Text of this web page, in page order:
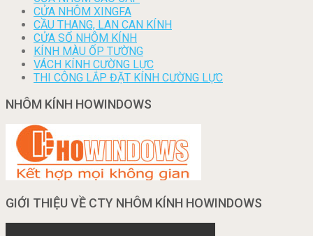
CỬA NHÔM XINGFA
CẦU THANG, LAN CAN KÍNH
CỬA SỔ NHÔM KÍNH
KÍNH MÀU ỐP TƯỜNG
VÁCH KÍNH CƯỜNG LỰC
THI CÔNG LẮP ĐẶT KÍNH CƯỜNG LỰC
NHÔM KÍNH HOWINDOWS
GIỚI THIỆU VỀ CTY NHÔM KÍNH HOWINDOWS